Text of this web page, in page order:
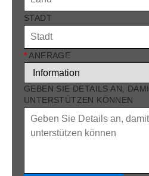
STADT
* ANFRAGE
GEBEN SIE DETAILS AN,
UNTERSTÜTZEN KÖNNEN